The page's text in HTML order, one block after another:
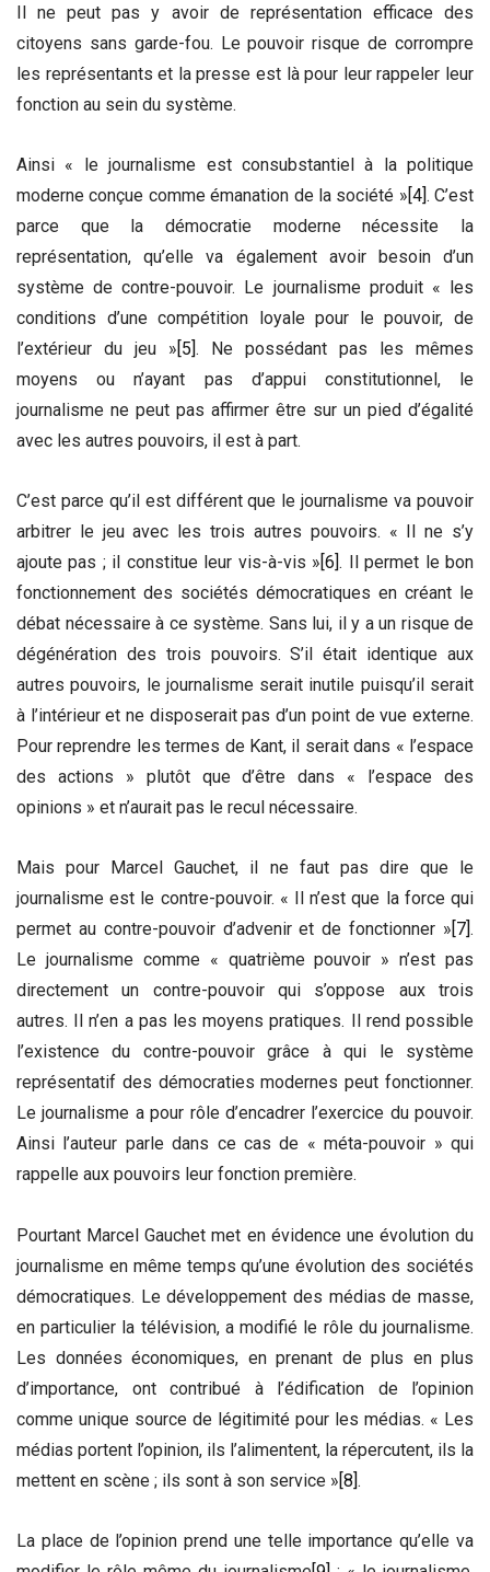
Il ne peut pas y avoir de représentation efficace des
citoyens sans garde-fou. Le pouvoir risque de corrompre
les représentants et la presse est là pour leur rappeler leur
fonction au sein du système.
Ainsi « le journalisme est consubstantiel à la politique
moderne conçue comme émanation de la société »[4]. C’est
parce que la démocratie moderne nécessite la
représentation, qu’elle va également avoir besoin d’un
système de contre-pouvoir. Le journalisme produit « les
conditions d’une compétition loyale pour le pouvoir, de
l’extérieur du jeu »[5]. Ne possédant pas les mêmes
moyens ou n’ayant pas d’appui constitutionnel, le
journalisme ne peut pas affirmer être sur un pied d’égalité
avec les autres pouvoirs, il est à part.
C’est parce qu’il est différent que le journalisme va pouvoir
arbitrer le jeu avec les trois autres pouvoirs. « Il ne s’y
ajoute pas ; il constitue leur vis-à-vis » [6]. Il permet le bon
fonctionnement des sociétés démocratiques en créant le
débat nécessaire à ce système. Sans lui, il y a un risque de
dégénération des trois pouvoirs. S’il était identique aux
autres pouvoirs, le journalisme serait inutile puisqu’il serait
à l’intérieur et ne disposerait pas d’un point de vue externe.
Pour reprendre les termes de Kant, il serait dans « l’espace
des actions » plutôt que d’être dans « l’espace des
opinions » et n’aurait pas le recul nécessaire.
Mais pour Marcel Gauchet, il ne faut pas dire que le
journalisme est le contre-pouvoir. « Il n’est que la force qui
permet au contre-pouvoir d’advenir et de fonctionner » [7] .
Le journalisme comme « quatrième pouvoir » n’est pas
directement un contre-pouvoir qui s’oppose aux trois
autres. Il n’en a pas les moyens pratiques. Il rend possible
l’existence du contre-pouvoir grâce à qui le système
représentatif des démocraties modernes peut fonctionner.
Le journalisme a pour rôle d’encadrer l’exercice du pouvoir.
Ainsi l’auteur parle dans ce cas de « méta-pouvoir » qui
rappelle aux pouvoirs leur fonction première.
Pourtant Marcel Gauchet met en évidence une évolution du
journalisme en même temps qu’une évolution des sociétés
démocratiques. Le développement des médias de masse,
en particulier la télévision, a modifié le rôle du journalisme.
Les données économiques, en prenant de plus en plus
d’importance, ont contribué à l’édification de l’opinion
comme unique source de légitimité pour les médias. « Les
médias portent l’opinion, ils l’alimentent, la répercutent, ils la
mettent en scène ; ils sont à son service »[8].
La place de l’opinion prend une telle importance qu’elle va